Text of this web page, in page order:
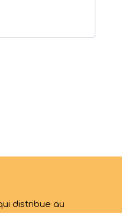
distribue au